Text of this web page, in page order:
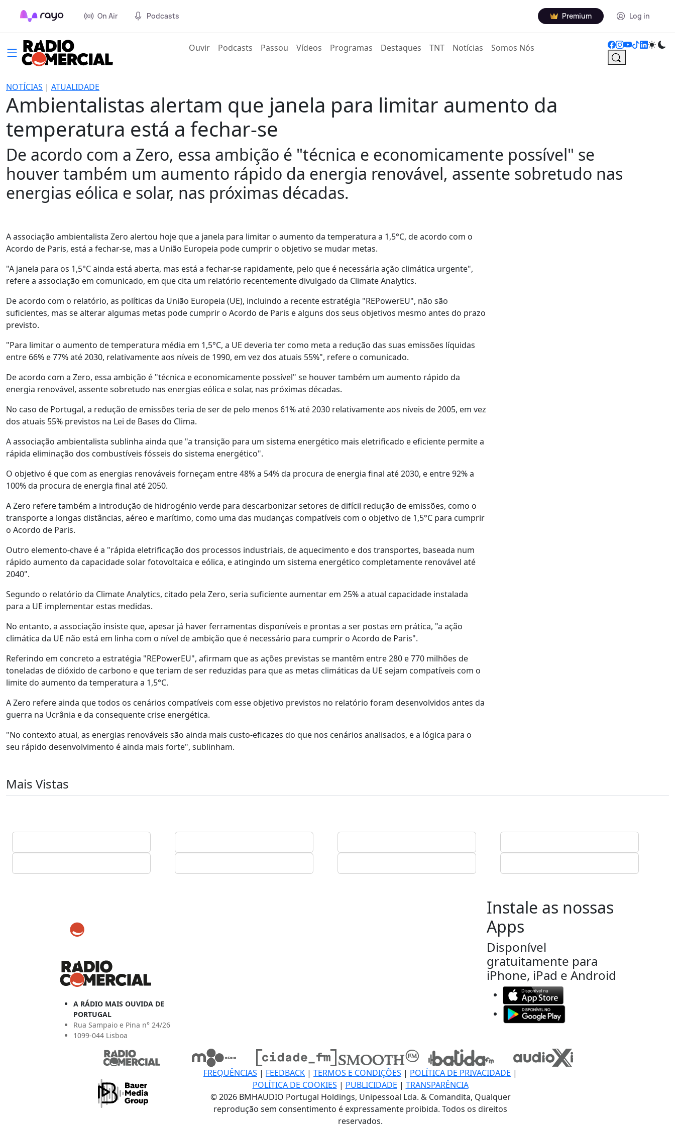
On Air Podcasts Premium Log in
Ouvir(current)
Podcasts Passou Vídeos Programas Destaques TNT Notícias Somos Nós
NOTÍCIAS | ATUALIDADE
Ambientalistas alertam que janela para limitar aumento da
temperatura está a fechar-se
De acordo com a Zero, essa ambição é "técnica e economicamente possível" se
houver também um aumento rápido da energia renovável, assente sobretudo nas
energias eólica e solar, nas próximas décadas.
A associação ambientalista Zero alertou hoje que a janela para limitar o aumento da temperatura a 1,5°C, de acordo com o
Acordo de Paris, está a fechar-se, mas a União Europeia pode cumprir o objetivo se mudar metas.
"A janela para os 1,5°C ainda está aberta, mas está a fechar-se rapidamente, pelo que é necessária ação climática urgente",
refere a associação em comunicado, em que cita um relatório recentemente divulgado da Climate Analytics.
De acordo com o relatório, as políticas da União Europeia (UE), incluindo a recente estratégia "REPowerEU", não são
suficientes, mas se alterar algumas metas pode cumprir o Acordo de Paris e alguns dos seus objetivos mesmo antes do prazo
previsto.
"Para limitar o aumento de temperatura média em 1,5°C, a UE deveria ter como meta a redução das suas emissões líquidas
entre 66% e 77% até 2030, relativamente aos níveis de 1990, em vez dos atuais 55%", refere o comunicado.
De acordo com a Zero, essa ambição é "técnica e economicamente possível" se houver também um aumento rápido da
energia renovável, assente sobretudo nas energias eólica e solar, nas próximas décadas.
No caso de Portugal, a redução de emissões teria de ser de pelo menos 61% até 2030 relativamente aos níveis de 2005, em vez
dos atuais 55% previstos na Lei de Bases do Clima.
A associação ambientalista sublinha ainda que "a transição para um sistema energético mais eletrificado e eficiente permite a
rápida eliminação dos combustíveis fósseis do sistema energético".
O objetivo é que com as energias renováveis forneçam entre 48% a 54% da procura de energia final até 2030, e entre 92% a
100% da procura de energia final até 2050.
A Zero refere também a introdução de hidrogénio verde para descarbonizar setores de difícil redução de emissões, como o
transporte a longas distâncias, aéreo e marítimo, como uma das mudanças compatíveis com o objetivo de 1,5°C para cumprir
o Acordo de Paris.
Outro elemento-chave é a "rápida eletrificação dos processos industriais, de aquecimento e dos transportes, baseada num
rápido aumento da capacidade solar fotovoltaica e eólica, e atingindo um sistema energético completamente renovável até
2040".
Segundo o relatório da Climate Analytics, citado pela Zero, seria suficiente aumentar em 25% a atual capacidade instalada
para a UE implementar estas medidas.
No entanto, a associação insiste que, apesar já haver ferramentas disponíveis e prontas a ser postas em prática, "a ação
climática da UE não está em linha com o nível de ambição que é necessário para cumprir o Acordo de Paris".
Referindo em concreto a estratégia "REPowerEU", afirmam que as ações previstas se mantêm entre 280 e 770 milhões de
toneladas de dióxido de carbono e que teriam de ser reduzidas para que as metas climáticas da UE sejam compatíveis com o
limite do aumento da temperatura a 1,5°C.
A Zero refere ainda que todos os cenários compatíveis com esse objetivo previstos no relatório foram desenvolvidos antes da
guerra na Ucrânia e da consequente crise energética.
"No contexto atual, as energias renováveis são ainda mais custo-eficazes do que nos cenários analisados, e a lógica para o
seu rápido desenvolvimento é ainda mais forte", sublinham.
Mais Vistas
A RÁDIO MAIS OUVIDA DE
PORTUGAL
Rua Sampaio e Pina n° 24/26
1099-044 Lisboa
Instale as nossas
Apps
Disponível
gratuitamente para
iPhone, iPad e Android
FREQUÊNCIAS | FEEDBACK | TERMOS E CONDIÇÕES | POLÍTICA DE PRIVACIDADE |
POLÍTICA DE COOKIES | PUBLICIDADE | TRANSPARÊNCIA
© 2026 BMHAUDIO Portugal Holdings, Unipessoal Lda. & Comandita, Qualquer
reprodução sem consentimento é expressamente proibida. Todos os direitos
reservados.